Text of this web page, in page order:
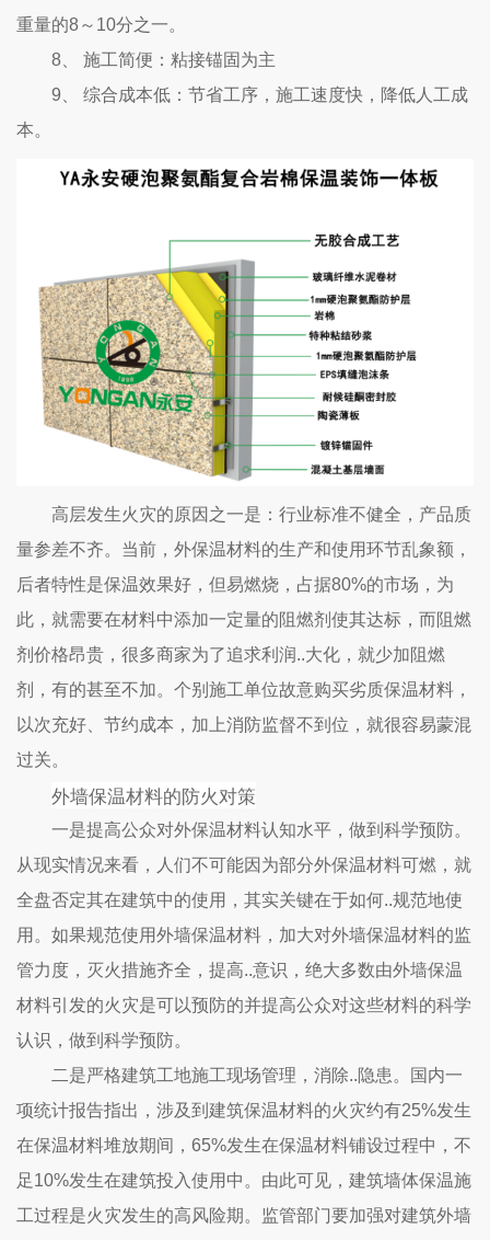
重量的8～10分之一。
8、 施工简便：粘接锚固为主
9、 综合成本低：节省工序，施工速度快，降低人工成
本。
高层发生火灾的原因之一是：行业标准不健全，产品质
量参差不齐。当前，外保温材料的生产和使用环节乱象额，
后者特性是保温效果好，但易燃烧，占据80%的市场，为
此，就需要在材料中添加一定量的阻燃剂使其达标，而阻燃
剂价格昂贵，很多商家为了追求利润..大化，就少加阻燃
剂，有的甚至不加。个别施工单位故意购买劣质保温材料，
以次充好、节约成本，加上消防监督不到位，就很容易蒙混
过关。
外墙保温材料的防火对策
一是提高公众对外保温材料认知水平，做到科学预防。
从现实情况来看，人们不可能因为部分外保温材料可燃，就
全盘否定其在建筑中的使用，其实关键在于如何..规范地使
用。如果规范使用外墙保温材料，加大对外墙保温材料的监
管力度，灭火措施齐全，提高..意识，绝大多数由外墙保温
材料引发的火灾是可以预防的并提高公众对这些材料的科学
认识，做到科学预防。
二是严格建筑工地施工现场管理，消除..隐患。国内一
项统计报告指出，涉及到建筑保温材料的火灾约有25%发生
在保温材料堆放期间，65%发生在保温材料铺设过程中，不
足10%发生在建筑投入使用中。由此可见，建筑墙体保温施
工过程是火灾发生的高风险期。监管部门要加强对建筑外墙